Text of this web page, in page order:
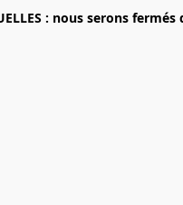
: nous serons